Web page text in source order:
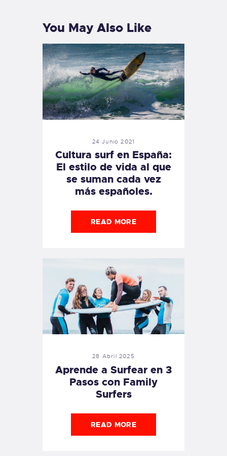
You May Also Like
24 Junio 2021
Cultura surf en España:
El estilo de vida al que
se suman cada vez
más españoles.
READ MORE
28 Abril 2025
Aprende a Surfear en 3
Pasos con Family
Surfers
READ MORE